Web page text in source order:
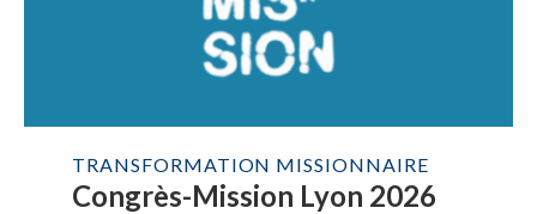
TRANSFORMATION MISSIONNAIRE
Congrès-Mission Lyon 2026